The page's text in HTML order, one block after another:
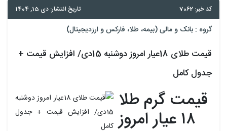
کد خبر: 7062 تاریخ انتشار: دی 15, 1404
گروه :بانک و مالی (بیمه، طلا، فارکس و ارزدیجیتال)
قیمت طلای 18عیار امروز دوشنبه 15دی/ افزایش قیمت +
جدول کامل
قیمت گرم طلا
۱۸ عیار امروز